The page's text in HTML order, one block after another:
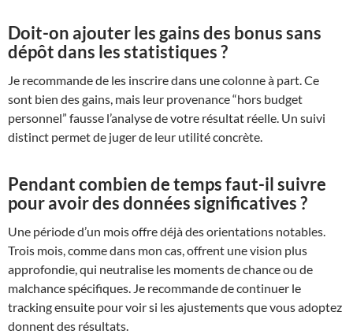
Doit-on ajouter les gains des bonus sans
dépôt dans les statistiques ?
Je recommande de les inscrire dans une colonne à part. Ce
sont bien des gains, mais leur provenance “hors budget
personnel” fausse l’analyse de votre résultat réelle. Un suivi
distinct permet de juger de leur utilité concrète.
Pendant combien de temps faut-il suivre
pour avoir des données significatives ?
Une période d’un mois offre déjà des orientations notables.
Trois mois, comme dans mon cas, offrent une vision plus
approfondie, qui neutralise les moments de chance ou de
malchance spécifiques. Je recommande de continuer le
tracking ensuite pour voir si les ajustements que vous adoptez
donnent des résultats.